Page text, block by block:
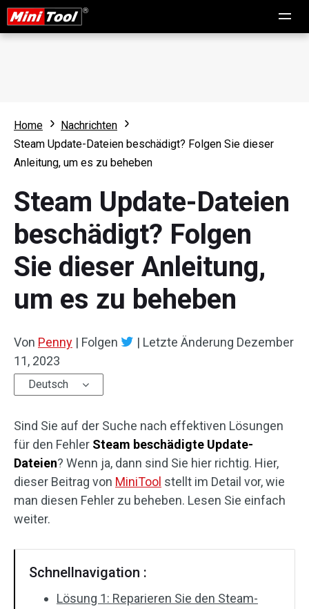
Home
Nachrichten
Steam Update-Dateien beschädigt? Folgen Sie dieser
Anleitung, um es zu beheben
Steam Update-Dateien
beschädigt? Folgen
Sie dieser Anleitung,
um es zu beheben
Von Penny | Folgen | Letzte Änderung Dezember
11, 2023
Deutsch
Sind Sie auf der Suche nach effektiven Lösungen
für den Fehler Steam beschädigte Update-
Dateien? Wenn ja, dann sind Sie hier richtig. Hier,
dieser Beitrag von MiniTool stellt im Detail vor, wie
man diesen Fehler zu beheben. Lesen Sie einfach
weiter.
Schnellnavigation :
Lösung 1: Reparieren Sie den Steam-